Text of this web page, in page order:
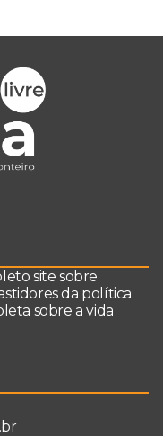
site sobre
da política
sobre a vida